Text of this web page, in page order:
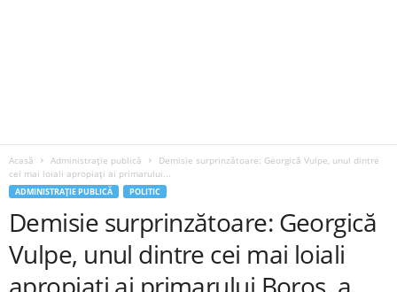
Acasă Administrație publică
Demisie surprinzătoare: Georgică Vulpe, unul dintre
cei mai loiali apropiați ai primarului...
ADMINISTRAȚIE PUBLICĂ POLITIC
Demisie surprinzătoare: Georgică
Vulpe, unul dintre cei mai loiali